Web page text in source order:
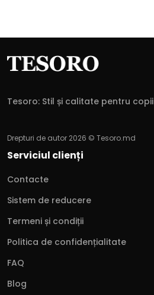
Tesoro: Stil și calitate pentru copii
Drepturi de autor 2026 © Tesoro.md
Serviciul clienți
Contacte
Sistem de reducere
Termeni și condiții
Politica de confidențialitate
FAQ
Blog